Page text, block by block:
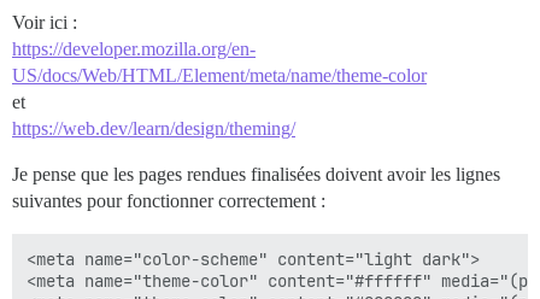
Voir ici :
https://developer.mozilla.org/en-
US/docs/Web/HTML/Element/meta/name/theme-color
et
https://web.dev/learn/design/theming/
Je pense que les pages rendues finalisées doivent avoir les lignes
suivantes pour fonctionner correctement :
<meta name="color-scheme" content="light dark">
<meta name="theme-color" content="#ffffff"